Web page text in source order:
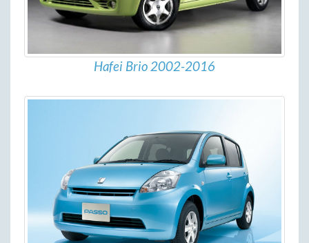
Hafei Brio 2002-2016